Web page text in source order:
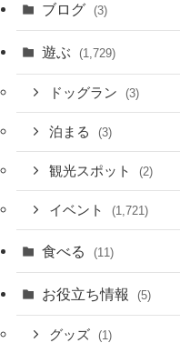
ブログ (3)
遊ぶ (1,729)
ドッグラン (3)
泊まる (3)
観光スポット (2)
イベント (1,721)
食べる (11)
お役立ち情報 (5)
グッズ (1)